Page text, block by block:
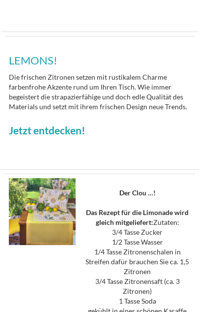
LEMONS!
Die frischen Zitronen setzen mit rustikalem Charme
farbenfrohe Akzente rund um Ihren Tisch. Wie immer
begeistert die strapazierfähige und doch edle Qualität des
Materials und setzt mit ihrem frischen Design neue Trends.
Jetzt entdecken!
Der Clou …!
Das Rezept für die Limonade wird
gleich mitgeliefert:Zutaten:
3/4 Tasse Zucker
1/2 Tasse Wasser
1/4 Tasse Zitronenschalen in
Streifen dafür brauchen Sie ca. 1,5
Zitronen
3/4 Tasse Zitronensaft (ca. 3
Zitronen)
1 Tasse Soda